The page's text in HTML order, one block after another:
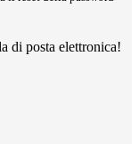
di posta elettronica!